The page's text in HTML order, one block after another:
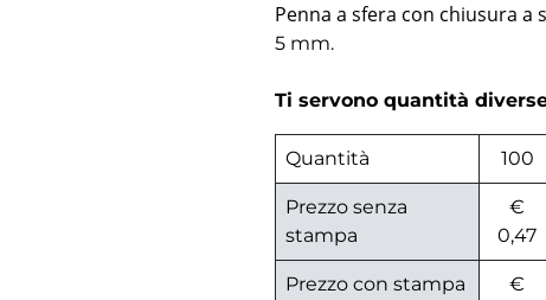
Penna a sfera con chiusura a
5 mm.
Ti servono quantità
Quantità 100
Prezzo senza
stampa
€
0,47
Prezzo con stampa
€